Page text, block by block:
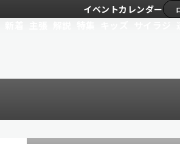
イベントカレンダー